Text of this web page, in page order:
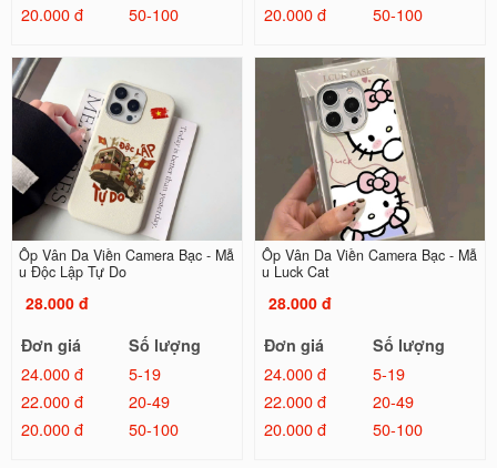
20.000 đ
50-100
20.000 đ
50-100
Ốp Vân Da Viền Camera Bạc - Mẫ
u Độc Lập Tự Do
28.000 đ
Đơn giá
Số lượng
24.000 đ
5-19
22.000 đ
20-49
20.000 đ
50-100
Ốp Vân Da Viền Camera Bạc - Mẫ
u Luck Cat
28.000 đ
Đơn giá
Số lượng
24.000 đ
5-19
22.000 đ
20-49
20.000 đ
50-100